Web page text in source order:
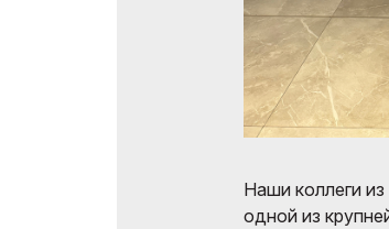
Наши коллеги
одной из